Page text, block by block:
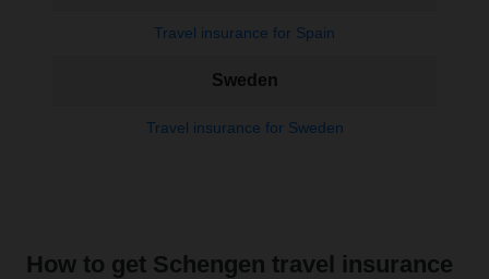
Travel insurance for Spain
Sweden
Travel insurance for Sweden
How to get Schengen travel insurance